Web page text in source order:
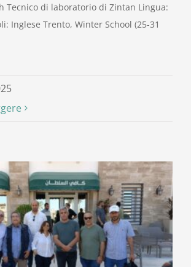
Tecnico di laboratorio di Zintan Lingua:
Inglese Trento, Winter School (25-31